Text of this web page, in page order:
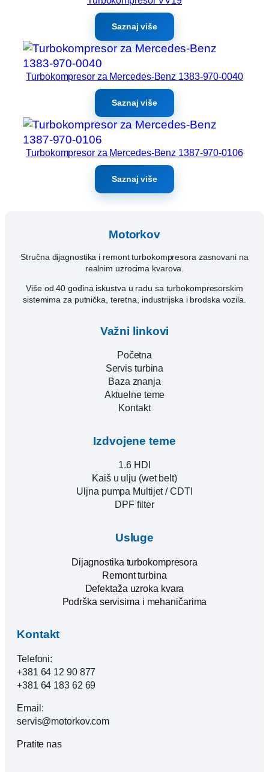
Saznaj više
Turbokompresor za Mercedes-Benz 1383-970-0040
Saznaj više
Turbokompresor za Mercedes-Benz 1387-970-0106
Saznaj više
Motorkov
Stručna dijagnostika i remont turbokompresora zasnovani na
realnim uzrocima kvarova.
Više od 40 godina iskustva u radu sa turbokompresorskim
sistemima za putnička, teretna, industrijska i brodska vozila.
Važni linkovi
Početna
Servis turbina
Baza znanja
Aktuelne teme
Kontakt
Izdvojene teme
1.6 HDI
Kaiš u ulju (wet belt)
Uljna pumpa Multijet / CDTI
DPF filter
Usluge
Dijagnostika turbokompresora
Remont turbina
Defektaža uzroka kvara
Podrška servisima i mehaničarima
Kontakt
Telefoni:
+381 64 12 90 877
+381 64 183 62 69
Email:
servis@motorkov.com
Pratite nas